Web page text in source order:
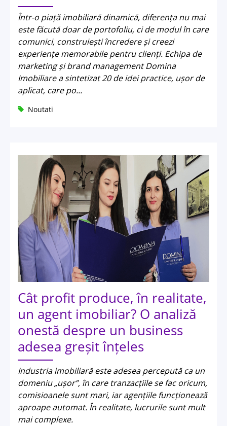
Într-o piață imobiliară dinamică, diferența nu mai
este făcută doar de portofoliu, ci de modul în care
comunici, construiești încredere și creezi
experiențe memorabile pentru clienți. Echipa de
marketing și brand management Domina
Imobiliare a sintetizat 20 de idei practice, ușor de
aplicat, care po...
Noutati
Cât profit produce, în realitate,
un agent imobiliar? O analiză
onestă despre un business
adesea greșit înțeles
Industria imobiliară este adesea percepută ca un
domeniu „ușor”, în care tranzacțiile se fac oricum,
comisioanele sunt mari, iar agențiile funcționează
aproape automat. În realitate, lucrurile sunt mult
mai complexe.